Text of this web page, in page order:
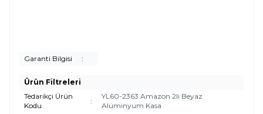
Garanti Bilgisi :
Ürün Filtreleri
Tedarikçi Ürün
Kodu
:
YL60-2363 Amazon 2li Beyaz
Alüminyum Kasa